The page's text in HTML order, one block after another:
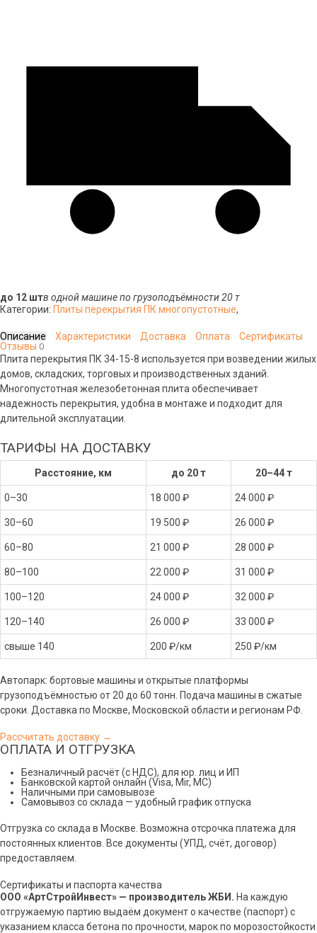
до 12 штв одной машине по грузоподъёмности 20 т
Категории: Плиты перекрытия ПК многопустотные,
Описание Характеристики Доставка Оплата
Сертификаты
Отзывы 0
Плита перекрытия ПК 34-15-8 используется при возведении жилых
домов, складских, торговых и производственных зданий.
Многопустотная железобетонная плита обеспечивает
надежность перекрытия, удобна в монтаже и подходит для
длительной эксплуатации.
ТАРИФЫ НА ДОСТАВКУ
Расстояние, км до 20 т 20–44 т
0–30 18 000 ₽ 24 000 ₽
30–60 19 500 ₽ 26 000 ₽
60–80 21 000 ₽ 28 000 ₽
80–100 22 000 ₽ 31 000 ₽
100–120 24 000 ₽ 32 000 ₽
120–140 26 000 ₽ 33 000 ₽
свыше 140 200 ₽/км 250 ₽/км
Автопарк: бортовые машины и открытые платформы
грузоподъёмностью от 20 до 60 тонн. Подача машины в сжатые
сроки. Доставка по Москве, Московской области и регионам РФ.
Рассчитать доставку →
ОПЛАТА И ОТГРУЗКА
Безналичный расчёт (с НДС), для юр. лиц и ИП
Банковской картой онлайн (Visa, Mir, МС)
Наличными при самовывозе
Самовывоз со склада — удобный график отпуска
Отгрузка со склада в Москве. Возможна отсрочка платежа для
постоянных клиентов. Все документы (УПД, счёт, договор)
предоставляем.
Сертификаты и паспорта качества
ООО «АртСтройИнвест» — производитель ЖБИ. На каждую
отгружаемую партию выдаём документ о качестве (паспорт) с
указанием класса бетона по прочности, марок по морозостойкости